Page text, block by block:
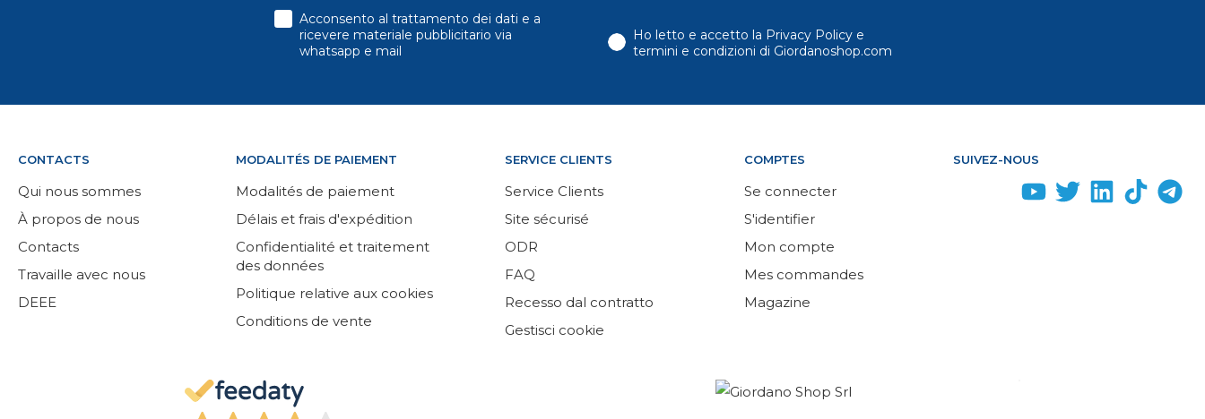
consenso
Acconsento al trattamento dei dati e a
ricevere materiale pubblicitario via
whatsapp e mail
Ho letto e accetto la Privacy Policy e
termini e condizioni di Giordanoshop.com
CONTACTS
Qui nous sommes
À propos de nous
Contacts
Travaille avec nous
DEEE
MODALITÉS DE PAIEMENT
Modalités de paiement
Délais et frais d'expédition
Confidentialité et traitement
des données
Politique relative aux cookies
Conditions de vente
SERVICE CLIENTS
Service Clients
Site sécurisé
ODR
FAQ
Recesso dal contratto
Gestisci cookie
COMPTES
Se connecter
S'identifier
Mon compte
Mes commandes
Magazine
SUIVEZ-NOUS